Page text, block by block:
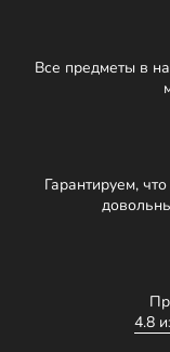
Все предметы в
Гарантируем,
4.8